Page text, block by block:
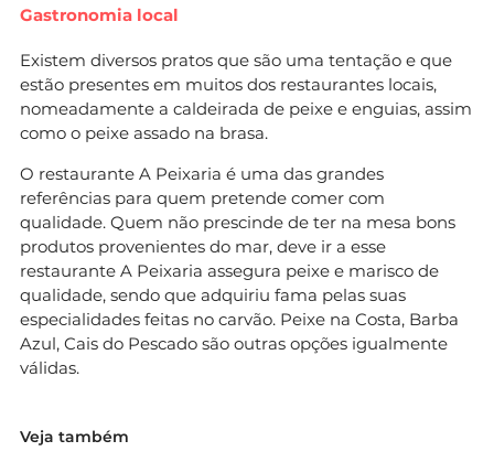
Gastronomia local
Existem diversos pratos que são uma tentação e que
estão presentes em muitos dos restaurantes locais,
nomeadamente a caldeirada de peixe e enguias, assim
como o peixe assado na brasa.
O restaurante A Peixaria é uma das grandes
referências para quem pretende comer com
qualidade. Quem não prescinde de ter na mesa bons
produtos provenientes do mar, deve ir a esse
restaurante A Peixaria assegura peixe e marisco de
qualidade, sendo que adquiriu fama pelas suas
especialidades feitas no carvão. Peixe na Costa, Barba
Azul, Cais do Pescado são outras opções igualmente
válidas.
Veja também